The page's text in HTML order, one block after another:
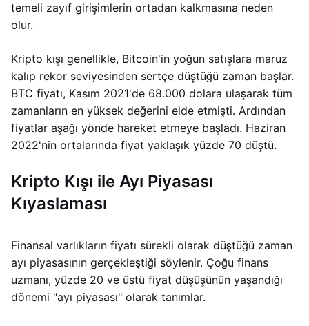
temeli zayıf girişimlerin ortadan kalkmasına neden
olur.
Kripto kışı genellikle, Bitcoin'in yoğun satışlara maruz
kalıp rekor seviyesinden sertçe düştüğü zaman başlar.
BTC fiyatı, Kasım 2021'de 68.000 dolara ulaşarak tüm
zamanların en yüksek değerini elde etmişti. Ardından
fiyatlar aşağı yönde hareket etmeye başladı. Haziran
2022'nin ortalarında fiyat yaklaşık yüzde 70 düştü.
Kripto Kışı ile Ayı Piyasası
Kıyaslaması
Finansal varlıkların fiyatı sürekli olarak düştüğü zaman
ayı piyasasının gerçekleştiği söylenir. Çoğu finans
uzmanı, yüzde 20 ve üstü fiyat düşüşünün yaşandığı
dönemi "ayı piyasası" olarak tanımlar.